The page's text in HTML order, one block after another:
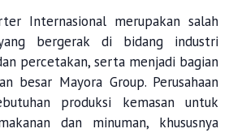
Internasional merupakan salah
bergerak di bidang industri
percetakan, serta menjadi bagian
besar Mayora Group. Perusahaan
produksi kemasan untuk
dan minuman, khususnya